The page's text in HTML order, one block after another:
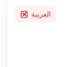
العربية